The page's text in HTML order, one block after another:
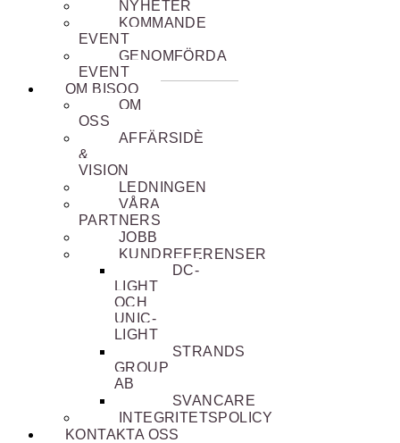
NYHETER
KOMMANDE
EVENT
GENOMFÖRDA
EVENT
OM BISQO
OM
OSS
AFFÄRSIDÈ
&
VISION
LEDNINGEN
VÅRA
PARTNERS
JOBB
KUNDREFERENSER
DC-
LIGHT
OCH
UNIC-
LIGHT
STRANDS
GROUP
AB
SVANCARE
INTEGRITETSPOLICY
KONTAKTA OSS